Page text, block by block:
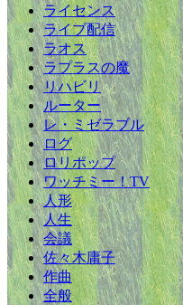
ライセンス
ライブ配信
ラオス
ラプラスの魔
リハビリ
ルーター
レ・ミゼラブル
ログ
ロリポップ
ワッチミー！TV
人形
人生
会議
佐々木庸子
作曲
全般